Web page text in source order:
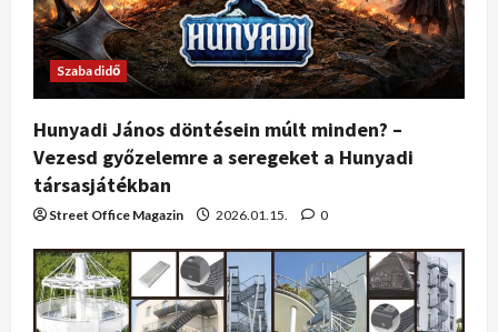
Szabadidő
Hunyadi János döntésein múlt minden? –
Vezesd győzelemre a seregeket a Hunyadi
társasjátékban
Street Office Magazin 2026.01.15. 0